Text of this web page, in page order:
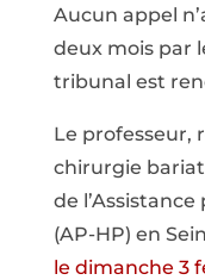
Aucun appel
deux mois par
tribunal est
Le professeur,
chirurgie
de
(AP-HP) en
le dimanche 3